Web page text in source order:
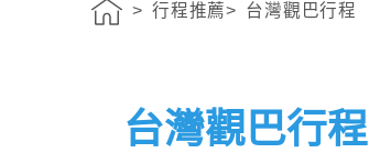
行程推薦 台灣觀巴行程
台灣觀巴行程